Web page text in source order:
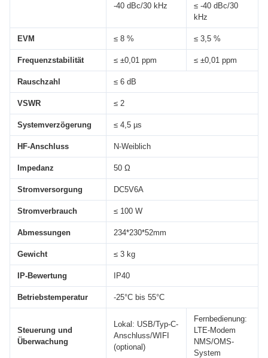
-40 dBc/30 kHz
≤ -40 dBc/30
kHz
EVM ≤ 8 % ≤ 3,5 %
Frequenzstabilität ≤ ±0,01 ppm ≤ ±0,01 ppm
Rauschzahl ≤ 6 dB
VSWR ≤ 2
Systemverzögerung ≤ 4,5 µs
HF-Anschluss N-Weiblich
Impedanz 50 Ω
Stromversorgung DC5V6A
Stromverbrauch ≤ 100 W
Abmessungen 234*230*52mm
Gewicht ≤ 3 kg
IP-Bewertung IP40
Betriebstemperatur -25°C bis 55°C
Steuerung und
Überwachung
Lokal: USB/Typ-C-
Anschluss/WIFI
(optional)
Fernbedienung:
LTE-Modem
NMS/OMS-
System